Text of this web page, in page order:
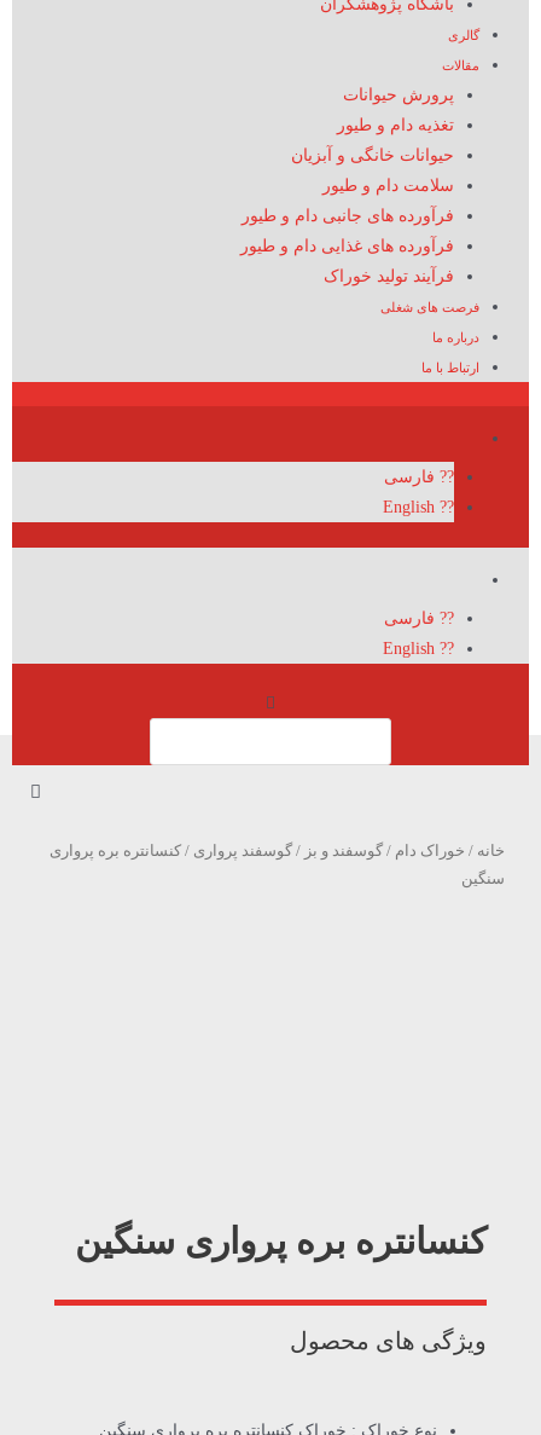
باشگاه پژوهشگران
گالری
مقالات
پرورش حیوانات
تغذیه دام و طیور
حیوانات خانگی و آبزیان
سلامت دام و طیور
فرآورده های جانبی دام و طیور
فرآورده های غذایی دام و طیور
فرآیند تولید خوراک
فرصت های شغلی
درباره ما
ارتباط با ما
?? فارسی
?? English
?? فارسی
?? English
خانه / خوراک دام / گوسفند و بز / گوسفند پرواری / کنسانتره بره پرواری
سنگین
کنسانتره بره پرواری سنگین
ویژگی های محصول
نوع خوراک : خوراک کنسانتره بره پرواری سنگین